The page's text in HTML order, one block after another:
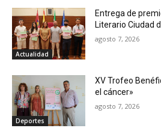
Actualidad
Entrega de
Literario Ciudad
agosto 7, 2026
Deportes
XV Trofeo
el cáncer»
agosto 7, 2026